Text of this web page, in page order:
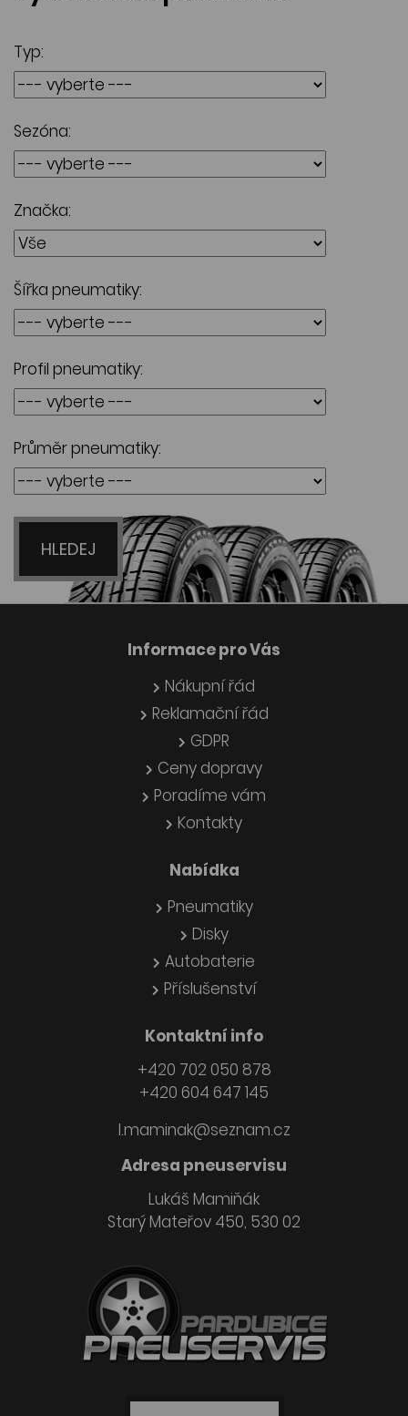
Typ:
Sezóna:
Značka:
Šířka pneumatiky:
Profil pneumatiky:
Průměr pneumatiky:
HLEDEJ
Informace pro Vás
Nákupní řád
Reklamační řád
GDPR
Ceny dopravy
Poradíme vám
Kontakty
Nabídka
Pneumatiky
Disky
Autobaterie
Příslušenství
Kontaktní info
+420 702 050 878
+420 604 647 145
l.maminak@seznam.cz
Adresa pneuservisu
Lukáš Mamiňák
Starý Mateřov 450, 530 02